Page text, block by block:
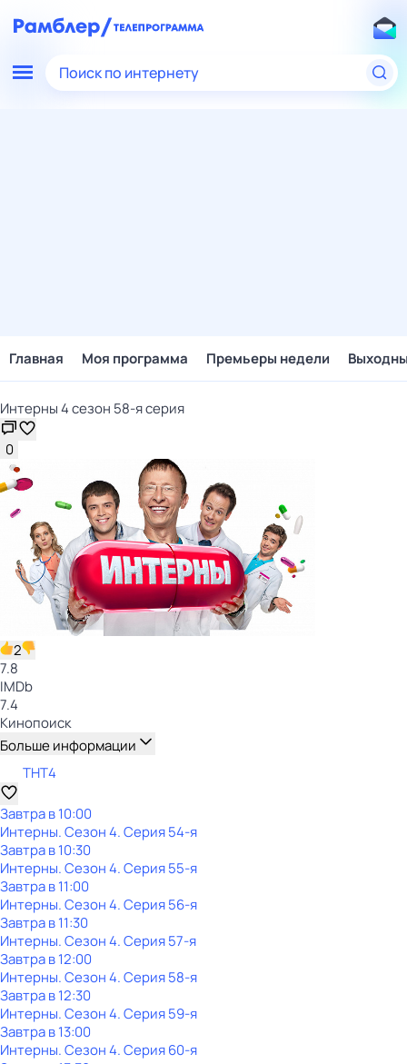
Поиск по интернету
Главная Моя программа Премьеры недели
Интерны 4 сезон 58-я серия
0
2
7.8
IMDb
7.4
Кинопоиск
Больше информации
ТНТ4
Завтра в 10:00
Интерны. Сезон 4. Серия 54-я
Завтра в 10:30
Интерны. Сезон 4. Серия 55-я
Завтра в 11:00
Интерны. Сезон 4. Серия 56-я
Завтра в 11:30
Интерны. Сезон 4. Серия 57-я
Завтра в 12:00
Интерны. Сезон 4. Серия 58-я
Завтра в 12:30
Интерны. Сезон 4. Серия 59-я
Завтра в 13:00
Интерны. Сезон 4. Серия 60-я